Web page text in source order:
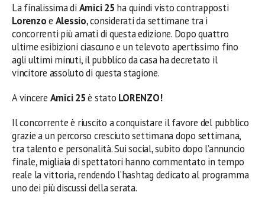
La finalissima di Amici 25 ha quindi visto contrapposti
Lorenzoe Alessio, considerati da settimane tra i
concorrenti più amati di questa edizione. Dopo quattro
ultime esibizioni ciascuno e un televoto apertissimo fino
agli ultimi minuti, il pubblico da casa ha decretato il
vincitore assoluto di questa stagione.
A vincere Amici 25è stato LORENZO!
Il concorrente è riuscito a conquistare il favore del pubblico
grazie a un percorso cresciuto settimana dopo settimana,
tra talento e personalità. Sui social, subito dopo l’annuncio
finale, migliaia di spettatori hanno commentato in tempo
reale la vittoria, rendendo l’hashtag dedicato al programma
uno dei più discussi della serata.